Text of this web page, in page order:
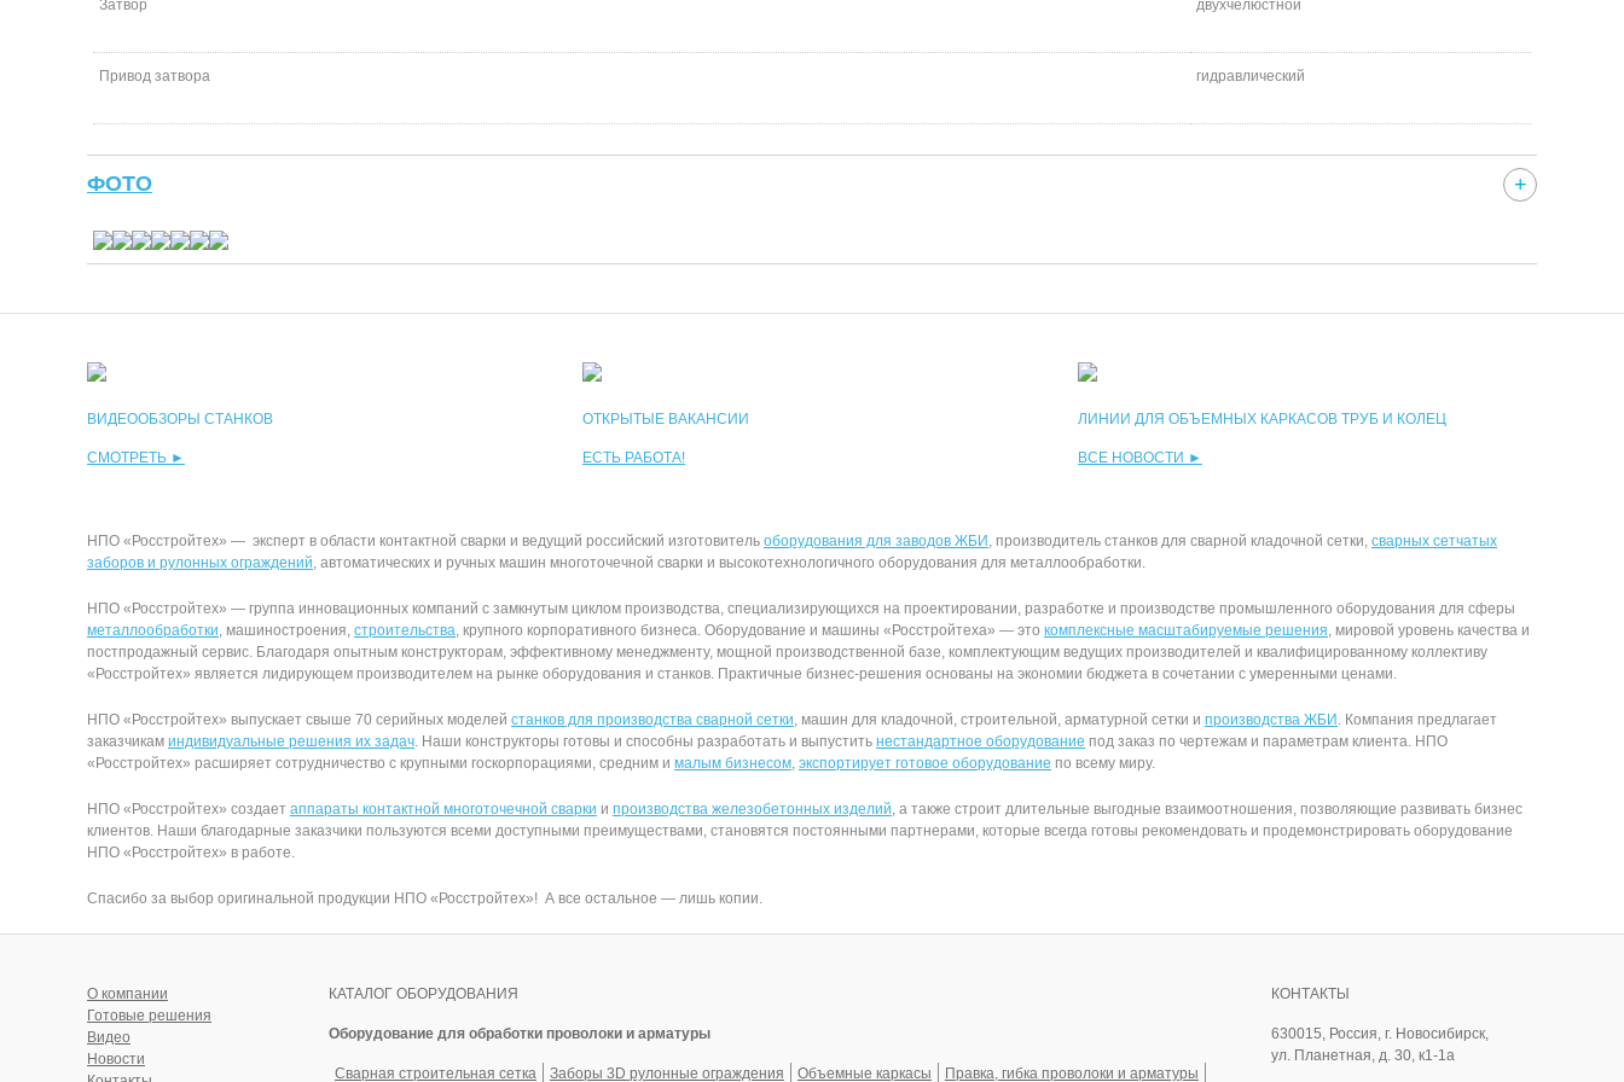
Затвор двухчелюстной
Привод затвора гидравлический
ФОТО
ВИДЕООБЗОРЫ СТАНКОВ
СМОТРЕТЬ ►
ОТКРЫТЫЕ ВАКАНСИИ
ЕСТЬ РАБОТА!
ЛИНИИ ДЛЯ ОБЪЕМНЫХ КАРКАСОВ ТРУБ И КОЛЕЦ
ВСЕ НОВОСТИ ►
НПО «Росстройтех» — эксперт в области контактной сварки и ведущий российский изготовитель оборудования для заводов ЖБИ , производитель станков для сварной кладочной сетки, сварных сетчатых
заборов и рулонных ограждений, автоматических и ручных машин многоточечной сварки и высокотехнологичного оборудования для металлообработки.
НПО «Росстройтех» — группа инновационных компаний с замкнутым циклом производства, специализирующихся на проектировании, разработке и производстве промышленного оборудования для сферы
металлообработки, машиностроения, строительства, крупного корпоративного бизнеса. Оборудование и машины «Росстройтеха» — это комплексные масштабируемые решения, мировой уровень качества и
постпродажный сервис. Благодаря опытным конструкторам, эффективному менеджменту, мощной производственной базе, комплектующим ведущих производителей и квалифицированному коллективу
«Росстройтех» является лидирующем производителем на рынке оборудования и станков. Практичные бизнес-решения основаны на экономии бюджета в сочетании с умеренными ценами.
НПО «Росстройтех» выпускает свыше 70 серийных моделей станков для производства сварной сетки, машин для кладочной, строительной, арматурной сетки и производства ЖБИ . Компания предлагает
заказчикам индивидуальные решения их задач. Наши конструкторы готовы и способны разработать и выпустить нестандартное оборудование под заказ по чертежам и параметрам клиента. НПО
«Росстройтех» расширяет сотрудничество с крупными госкорпорациями, средним и малым бизнесом, экспортирует готовое оборудование по всему миру.
НПО «Росстройтех» создает аппараты контактной многоточечной сварки и производства железобетонных изделий, а также строит длительные выгодные взаимоотношения, позволяющие развивать бизнес
клиентов. Наши благодарные заказчики пользуются всеми доступными преимуществами, становятся постоянными партнерами, которые всегда готовы рекомендовать и продемонстрировать оборудование
НПО «Росстройтех» в работе.
Спасибо за выбор оригинальной продукции НПО «Росстройтех»! А все остальное — лишь копии.
О компании
Готовые решения
Видео
Новости
КАТАЛОГ ОБОРУДОВАНИЯ
Оборудование для обработки проволоки и арматуры
Сварная строительная сетка Заборы 3D рулонные ограждения Объемные каркасы Правка, гибка проволоки и арматуры
КОНТАКТЫ
630015, Россия, г. Новосибирск,
ул. Планетная, д. 30, к1-1а